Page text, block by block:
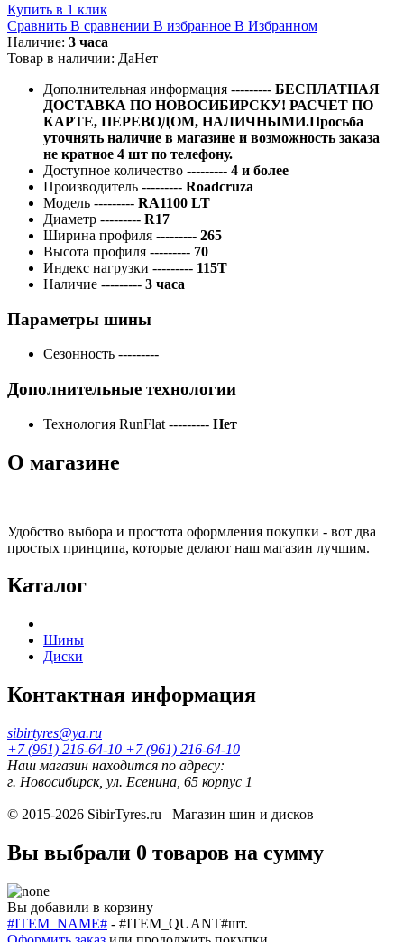
Купить в 1 клик
Сравнить В сравнении В избранное В Избранном
Наличие: 3 часа
Товар в наличии: ДаНет
Дополнительная информация --------- БЕСПЛАТНАЯ
ДОСТАВКА ПО НОВОСИБИРСКУ! РАСЧЕТ ПО
КАРТЕ, ПЕРЕВОДОМ, НАЛИЧНЫМИ.Просьба
уточнять наличие в магазине и возможность заказа
не кратное 4 шт по телефону.
Доступное количество --------- 4 и более
Производитель --------- Roadcruza
Модель --------- RA1100 LT
Диаметр --------- R17
Ширина профиля --------- 265
Высота профиля --------- 70
Индекс нагрузки --------- 115T
Наличие --------- 3 часа
Параметры шины
Сезонность ---------
Дополнительные технологии
Технология RunFlat --------- Нет
О магазине
Удобство выбора и простота оформления покупки - вот два
простых принципа, которые делают наш магазин лучшим.
Каталог
Шины
Диски
Контактная информация
sibirtyres@ya.ru
+7 (961) 216-64-10 +7 (961) 216-64-10
Наш магазин находится по адресу:
г. Новосибирск, ул. Есенина, 65 корпус 1
© 2015-2026 SibirTyres.ru Магазин шин и дисков
Вы выбрали 0 товаров на сумму
Вы добавили в корзину
#ITEM_NAME# - #ITEM_QUANT#шт.